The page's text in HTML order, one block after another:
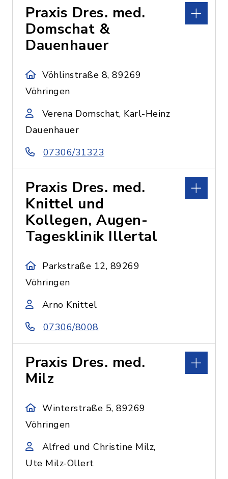
Praxis Dres. med.
Domschat &
Dauenhauer
Vöhlinstraße 8, 89269
Vöhringen
Verena Domschat, Karl-Heinz
Dauenhauer
07306/31323
Praxis Dres. med.
Knittel und
Kollegen, Augen-
Tagesklinik Illertal
Parkstraße 12, 89269
Vöhringen
Arno Knittel
07306/8008
Praxis Dres. med.
Milz
Winterstraße 5, 89269
Vöhringen
Alfred und Christine Milz,
Ute Milz-Ollert